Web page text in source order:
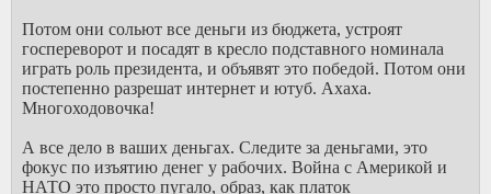
Потом они сольют все деньги из бюджета, устроят
госпереворот и посадят в кресло подставного номинала
играть роль президента, и объявят это победой. Потом они
постепенно разрешат интернет и ютуб. Ахаха.
Многоходовочка!
А все дело в ваших деньгах. Следите за деньгами, это
фокус по изъятию денег у рабочих. Война с Америкой и
НАТО это просто пугало, образ, как платок